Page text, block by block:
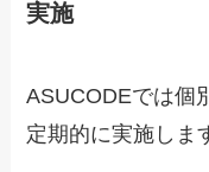
実施
ASUCODEでは個
定期的に実施しま